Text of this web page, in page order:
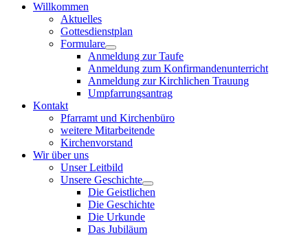
Willkommen
Aktuelles
Gottesdienstplan
Formulare
Anmeldung zur Taufe
Anmeldung zum Konfirmandenunterricht
Anmeldung zur Kirchlichen Trauung
Umpfarrungsantrag
Kontakt
Pfarramt und Kirchenbüro
weitere Mitarbeitende
Kirchenvorstand
Wir über uns
Unser Leitbild
Unsere Geschichte
Die Geistlichen
Die Geschichte
Die Urkunde
Das Jubiläum